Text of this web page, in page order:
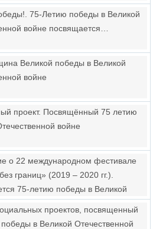
75-Летию победы в Великой
войне посвящается…
Великой победы в Великой
войне
проект. Посвящённый 75 летию
войне
о 22 международном фестивале
границ» (2019 – 2020 гг.).
75-летию победы в Великой
проектов, посвященный
в Великой Отечественной